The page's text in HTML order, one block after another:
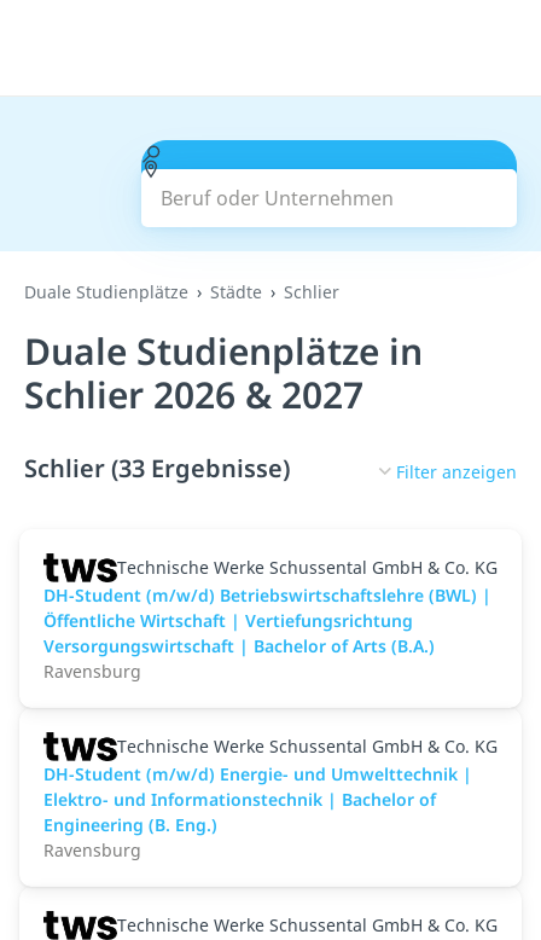
Beruf oder Unternehmen
Suchen
Duale Studienplätze Städte Schlier
Duale Studienplätze in
Schlier 2026 & 2027
Schlier (33 Ergebnisse) Filter anzeigen
Technische Werke Schussental GmbH & Co. KG
DH-Student (m/w/d) Betriebswirtschaftslehre (BWL) |
Öffentliche Wirtschaft | Vertiefungsrichtung
Versorgungswirtschaft | Bachelor of Arts (B.A.)
Ravensburg
Technische Werke Schussental GmbH & Co. KG
DH-Student (m/w/d) Energie- und Umwelttechnik |
Elektro- und Informationstechnik | Bachelor of
Engineering (B. Eng.)
Ravensburg
Technische Werke Schussental GmbH & Co. KG